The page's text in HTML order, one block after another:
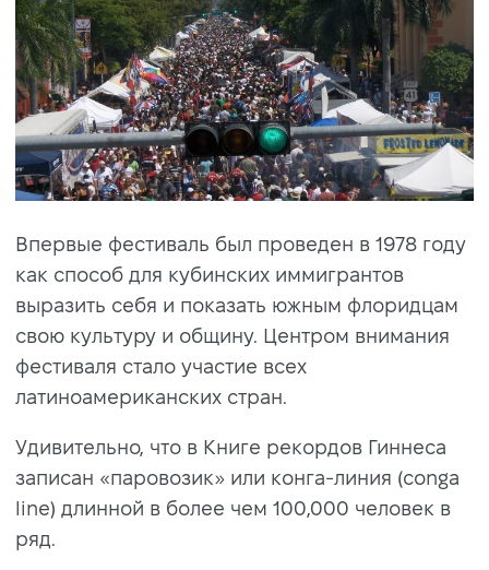
Впервые фестиваль был проведен в 1978 году
как способ для кубинских иммигрантов
выразить себя и показать южным флоридцам
свою культуру и общину. Центром внимания
фестиваля стало участие всех
латиноамериканских стран.
Удивительно, что в Книге рекордов Гиннеса
записан «паровозик» или конга-линия (conga
line) длинной в более чем 100,000 человек в
ряд.